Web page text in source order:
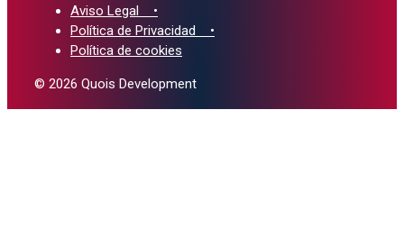
Aviso Legal •
Política de Privacidad •
Política de cookies
© 2026 Quois Development